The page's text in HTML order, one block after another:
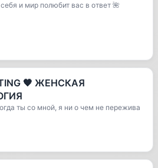
и мир полюбит вас в ответ 🌺
🖤 ЖЕНСКАЯ
ты со мной, я ни о чем не пережива